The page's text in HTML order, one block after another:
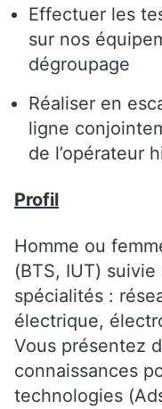
Effectuer les
sur nos
dégroupage
Réaliser en
ligne
de l’opérateur
Profil
Homme ou
(BTS, IUT)
spécialités :
électrique,
Vous présentez
connaissances
technologies